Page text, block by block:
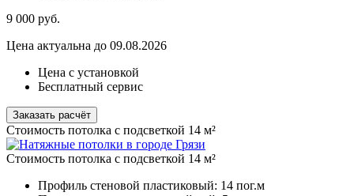
9 000 руб.
Цена актуальна до 09.08.2026
Цена с установкой
Бесплатный сервис
Заказать расчёт
Стоимость потолка с подсветкой 14 м²
Стоимость потолка с подсветкой 14 м²
Профиль стеновой пластиковый: 14 пог.м